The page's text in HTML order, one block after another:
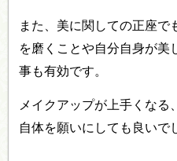
また、美に関しての正座で
を磨くことや自分自身が美
事も有効です。
メイクアップが上手くなる
自体を願いにしても良いで